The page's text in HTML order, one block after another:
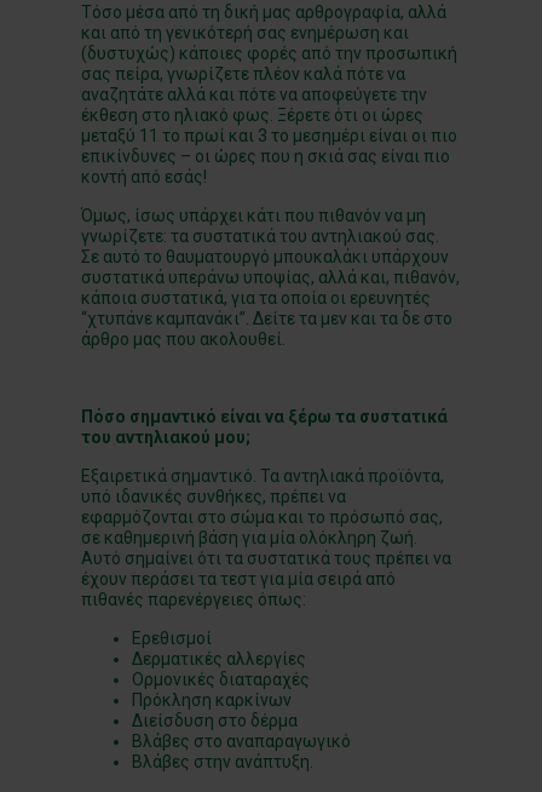
Τόσο μέσα από τη δική μας αρθρογραφία, αλλά
και από τη γενικότερή σας ενημέρωση και
(δυστυχώς) κάποιες φορές από την προσωπική
σας πείρα, γνωρίζετε πλέον καλά πότε να
αναζητάτε αλλά και πότε να αποφεύγετε την
έκθεση στο ηλιακό φως. Ξέρετε ότι οι ώρες
μεταξύ 11 το πρωί και 3 το μεσημέρι είναι οι πιο
επικίνδυνες – οι ώρες που η σκιά σας είναι πιο
κοντή από εσάς!
Όμως, ίσως υπάρχει κάτι που πιθανόν να μη
γνωρίζετε: τα συστατικά του αντηλιακού σας.
Σε αυτό το θαυματουργό μπουκαλάκι υπάρχουν
συστατικά υπεράνω υποψίας, αλλά και, πιθανόν,
κάποια συστατικά, για τα οποία οι ερευνητές
“χτυπάνε καμπανάκι”. Δείτε τα μεν και τα δε στο
άρθρο μας που ακολουθεί.
Πόσο σημαντικό είναι να ξέρω τα συστατικά
του αντηλιακού μου;
Εξαιρετικά σημαντικό. Τα αντηλιακά προϊόντα,
υπό ιδανικές συνθήκες, πρέπει να
εφαρμόζονται στο σώμα και το πρόσωπό σας,
σε καθημερινή βάση για μία ολόκληρη ζωή.
Αυτό σημαίνει ότι τα συστατικά τους πρέπει να
έχουν περάσει τα τεστ για μία σειρά από
πιθανές παρενέργειες όπως:
Ερεθισμοί
Δερματικές αλλεργίες
Ορμονικές διαταραχές
Πρόκληση καρκίνων
Διείσδυση στο δέρμα
Βλάβες στο αναπαραγωγικό
Βλάβες στην ανάπτυξη.